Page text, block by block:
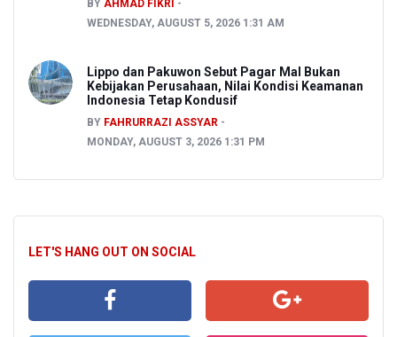
BY AHMAD FIKRI
WEDNESDAY, AUGUST 5, 2026 1:31 AM
Lippo dan Pakuwon Sebut Pagar Mal Bukan
Kebijakan Perusahaan, Nilai Kondisi Keamanan
Indonesia Tetap Kondusif
BY FAHRURRAZI ASSYAR
MONDAY, AUGUST 3, 2026 1:31 PM
LET'S HANG OUT ON SOCIAL